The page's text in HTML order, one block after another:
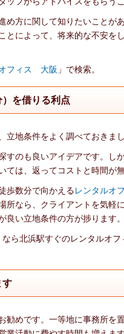
め方に関して知りたいことが
によって、将来的な不安を
フィス 大阪 」で検索。
を借りる利点
地条件をよく調べておきまし
すのも良いアイデアです。し
は、返ってコストと時間が無
歩数分で向かえるレンタルオ
所なら、クライアントを気軽
い立地条件の方が捗ります。
ら北浜駅すぐのレンタルオフ
す
勧めです。一等地に事務所を